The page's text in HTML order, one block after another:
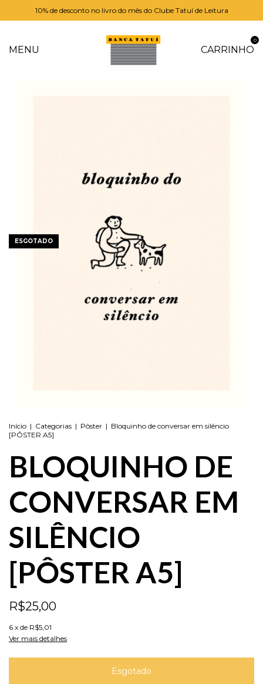
10% de desconto no livro do mês do Clube Tatuí de Leitura
MENU CARRINHO
0
ESGOTADO
Início | Categorias | Pôster | Bloquinho de conversar em silêncio
[PÔSTER A5]
BLOQUINHO DE
CONVERSAR EM
SILÊNCIO
[PÔSTER A5]
R$25,00
6 x de R$5,01
Ver mais detalhes